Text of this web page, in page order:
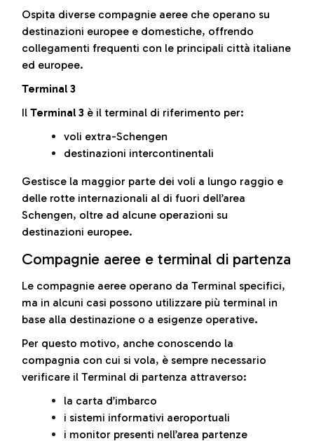
Ospita diverse compagnie aeree che operano su
destinazioni europee e domestiche, offrendo
collegamenti frequenti con le principali città italiane
ed europee.
Terminal 3
Il Terminal 3 è il terminal di riferimento per:
voli extra-Schengen
destinazioni intercontinentali
Gestisce la maggior parte dei voli a lungo raggio e
delle rotte internazionali al di fuori dell’area
Schengen, oltre ad alcune operazioni su
destinazioni europee.
Compagnie aeree e terminal di partenza
Le compagnie aeree operano da Terminal specifici,
ma in alcuni casi possono utilizzare più terminal in
base alla destinazione o a esigenze operative.
Per questo motivo, anche conoscendo la
compagnia con cui si vola, è sempre necessario
verificare il Terminal di partenza attraverso:
la carta d’imbarco
i sistemi informativi aeroportuali
i monitor presenti nell’area partenze